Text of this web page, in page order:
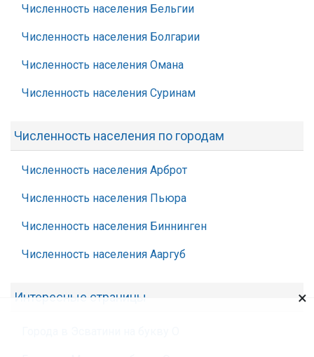
Численность населения Бельгии
Численность населения Болгарии
Численность населения Омана
Численность населения Суринам
Численность населения по городам
Численность населения Арброт
Численность населения Пьюра
Численность населения Биннинген
Численность населения Ааргуб
Интересные страницы ×